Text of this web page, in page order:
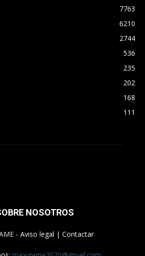
7763
6210
2744
536
235
202
168
111
NOSOTROS
- Aviso legal | Contactar